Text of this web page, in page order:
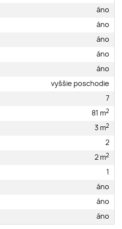
áno
áno
áno
áno
áno
vyššie poschodie
7
81 m2
3 m2
2
2 m2
1
áno
áno
áno